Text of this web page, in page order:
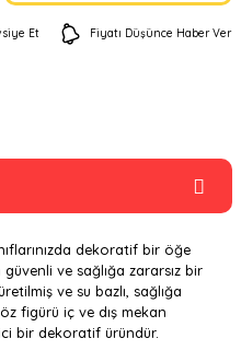
Et Fiyatı Düşünce Haber Ver
dekoratif bir öğe
ve sağlığa zararsız bir
ve su bazlı, sağlığa
figürü iç ve dış mekan
bir dekoratif üründür.